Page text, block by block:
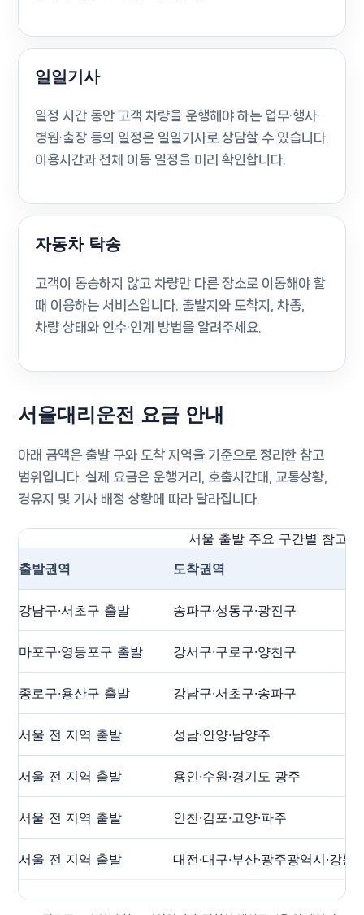
일일기사
일정 시간 동안 고객 차량을 운행해야 하는 업무·행사·
병원·출장 등의 일정은 일일기사로 상담할 수 있습니다.
이용시간과 전체 이동 일정을 미리 확인합니다.
자동차 탁송
고객이 동승하지 않고 차량만 다른 장소로 이동해야 할
때 이용하는 서비스입니다. 출발지와 도착지, 차종,
차량 상태와 인수·인계 방법을 알려주세요.
서울대리운전 요금 안내
아래 금액은 출발 구와 도착 지역을 기준으로 정리한 참고
범위입니다. 실제 요금은 운행거리, 호출시간대, 교통상황,
경유지 및 기사 배정 상황에 따라 달라집니다.
서울 출발 주요 구간별 참고
출발권역
도착권역
강남구·서초구 출발 송파구·성동구·광진구
마포구·영등포구 출발 강서구·구로구·양천구
종로구·용산구 출발 강남구·서초구·송파구
서울 전 지역 출발 성남·안양·남양주
서울 전 지역 출발 용인·수원·경기도 광주
서울 전 지역 출발 인천·김포·고양·파주
서울 전 지역 출발 대전·대구·부산·광주광역시·강